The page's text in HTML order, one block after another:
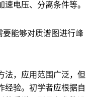
电压、分离条件等。
能够对质谱图进行峰
法，应用范围广泛，但
经验。初学者应根据自